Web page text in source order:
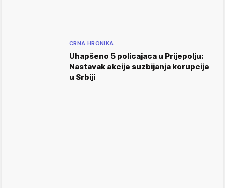
CRNA HRONIKA
Uhapšeno 5 policajaca u Prijepolju:
Nastavak akcije suzbijanja korupcije
u Srbiji